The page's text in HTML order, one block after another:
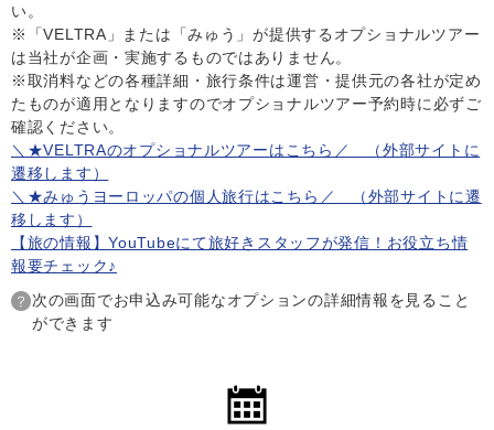
い。
※「VELTRA」または「みゅう」が提供するオプショナルツアー
は当社が企画・実施するものではありません。
※取消料などの各種詳細・旅行条件は運営・提供元の各社が定め
たものが適用となりますのでオプショナルツアー予約時に必ずご
確認ください。
＼★VELTRAのオプショナルツアーはこちら／ （外部サイトに
遷移します）
＼★みゅうヨーロッパの個人旅行はこちら／ （外部サイトに遷
移します）
【旅の情報】YouTubeにて旅好きスタッフが発信！お役立ち情
報要チェック♪
次の画面でお申込み可能なオプションの詳細情報を見ること
ができます